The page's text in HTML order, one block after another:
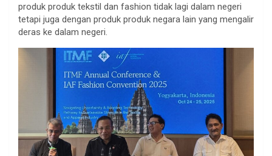
produk produk tekstil dan fashion tidak lagi dalam negeri
tetapi juga dengan produk produk negara lain yang mengalir
deras ke dalam negeri.